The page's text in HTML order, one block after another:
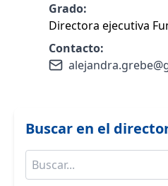
Grado:
Directora ejecutiva
Contacto:
Buscar en el